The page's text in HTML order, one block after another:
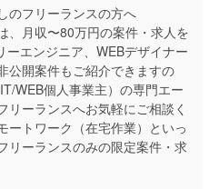
のフリーランスの方へ
、月収〜80万円の案件・求人を
ーエンジニア、WEBデザイナー
公開案件もご紹介できますの
WEB個人事業主）の専門エー
リーランスへお気軽にご相談く
ートワーク（在宅作業）といっ
リーランスのみの限定案件・求